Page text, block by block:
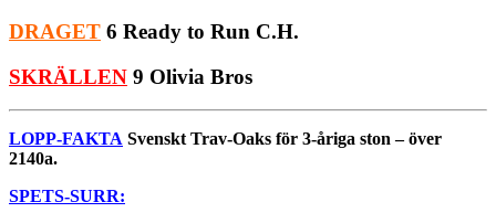
DRAGET 6 Ready to Run C.H.
SKRÄLLEN 9 Olivia Bros
LOPP-FAKTA Svenskt Trav-Oaks för 3-åriga ston – över
2140a.
SPETS-SURR: